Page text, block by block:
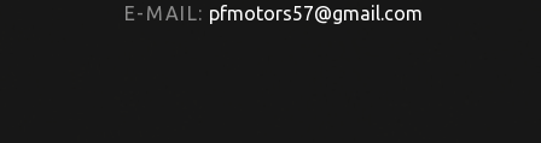
E-MAIL: pfmotors57@gmail.com